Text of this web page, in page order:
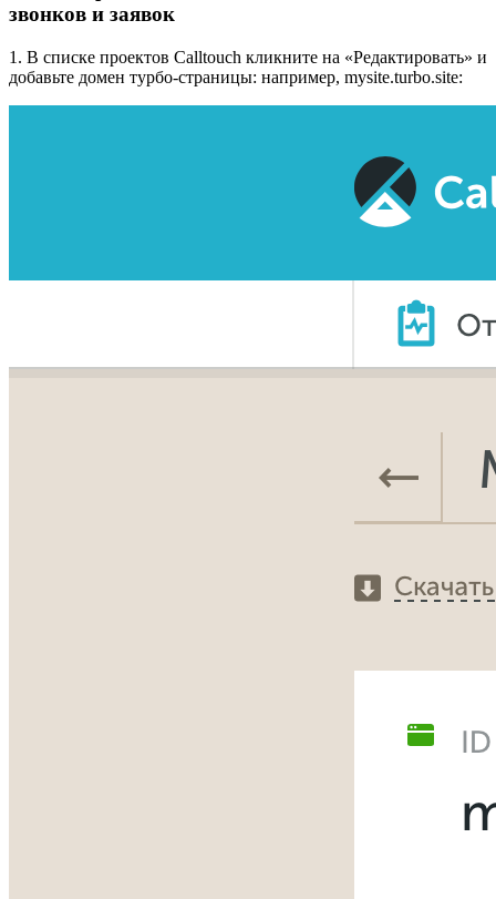
звонков и заявок
1. В списке проектов Calltouch кликните на «Редактировать» и
добавьте домен турбо-страницы: например, mysite.turbo.site: